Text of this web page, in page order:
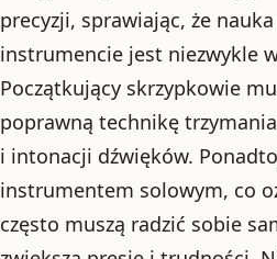
precyzji, sprawiając, że
instrumencie jest niezwykle
Początkujący skrzypkowie
poprawną technikę
i intonacji dźwięków.
instrumentem solowym, co
często muszą radzić sobie